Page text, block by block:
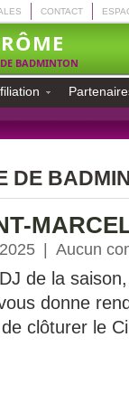
CONTACT
DE BADMINTON
DE
Aucun
de la
donne
clôturer le